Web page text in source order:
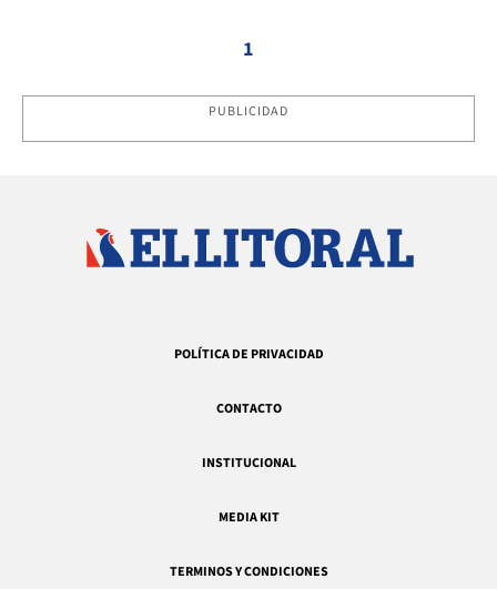
1
PUBLICIDAD
POLÍTICA DE PRIVACIDAD
CONTACTO
INSTITUCIONAL
MEDIA KIT
TERMINOS Y CONDICIONES